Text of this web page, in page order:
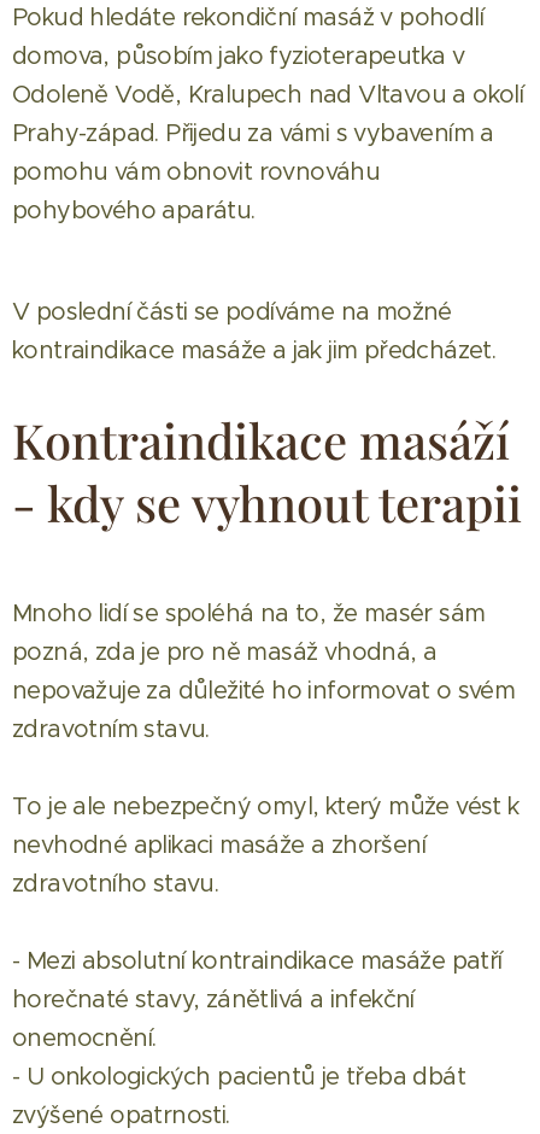
Pokud hledáte rekondiční masáž v pohodlí
domova, působím jako fyzioterapeutka v
Odoleně Vodě, Kralupech nad Vltavou a okolí
Prahy-západ. Přijedu za vámi s vybavením a
pomohu vám obnovit rovnováhu
pohybového aparátu.
V poslední části se podíváme na možné
kontraindikace masáže a jak jim předcházet.
Kontraindikace masáží
- kdy se vyhnout terapii
Mnoho lidí se spoléhá na to, že masér sám
pozná, zda je pro ně masáž vhodná, a
nepovažuje za důležité ho informovat o svém
zdravotním stavu.
To je ale nebezpečný omyl, který může vést k
nevhodné aplikaci masáže a zhoršení
zdravotního stavu.
- Mezi absolutní kontraindikace masáže patří
horečnaté stavy, zánětlivá a infekční
onemocnění.
- U onkologických pacientů je třeba dbát
zvýšené opatrnosti.